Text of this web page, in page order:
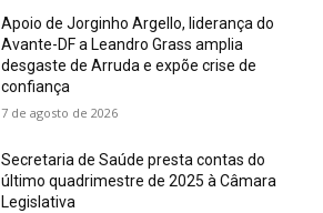
Apoio de Jorginho Argello, liderança do
Avante-DF a Leandro Grass amplia
desgaste de Arruda e expõe crise de
confiança
7 de agosto de 2026
Secretaria de Saúde presta contas do
último quadrimestre de 2025 à Câmara
Legislativa